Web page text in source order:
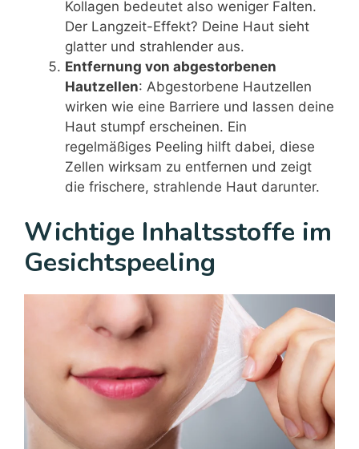
Kollagen bedeutet also weniger Falten.
Der Langzeit-Effekt? Deine Haut sieht
glatter und strahlender aus.
Entfernung von abgestorbenen
Hautzellen: Abgestorbene Hautzellen
wirken wie eine Barriere und lassen deine
Haut stumpf erscheinen. Ein
regelmäßiges Peeling hilft dabei, diese
Zellen wirksam zu entfernen und zeigt
die frischere, strahlende Haut darunter.
Wichtige Inhaltsstoffe im
Gesichtspeeling